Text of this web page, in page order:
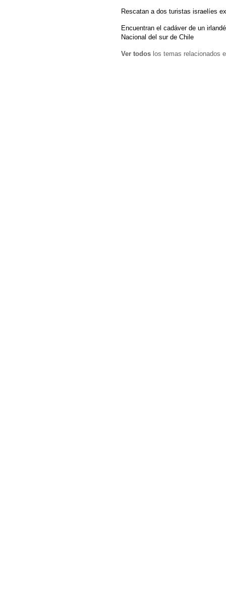
Rescatan a dos turistas israelíes
Encuentran el cadáver de un
Nacional del sur de Chile
Ver todos los temas relacionados